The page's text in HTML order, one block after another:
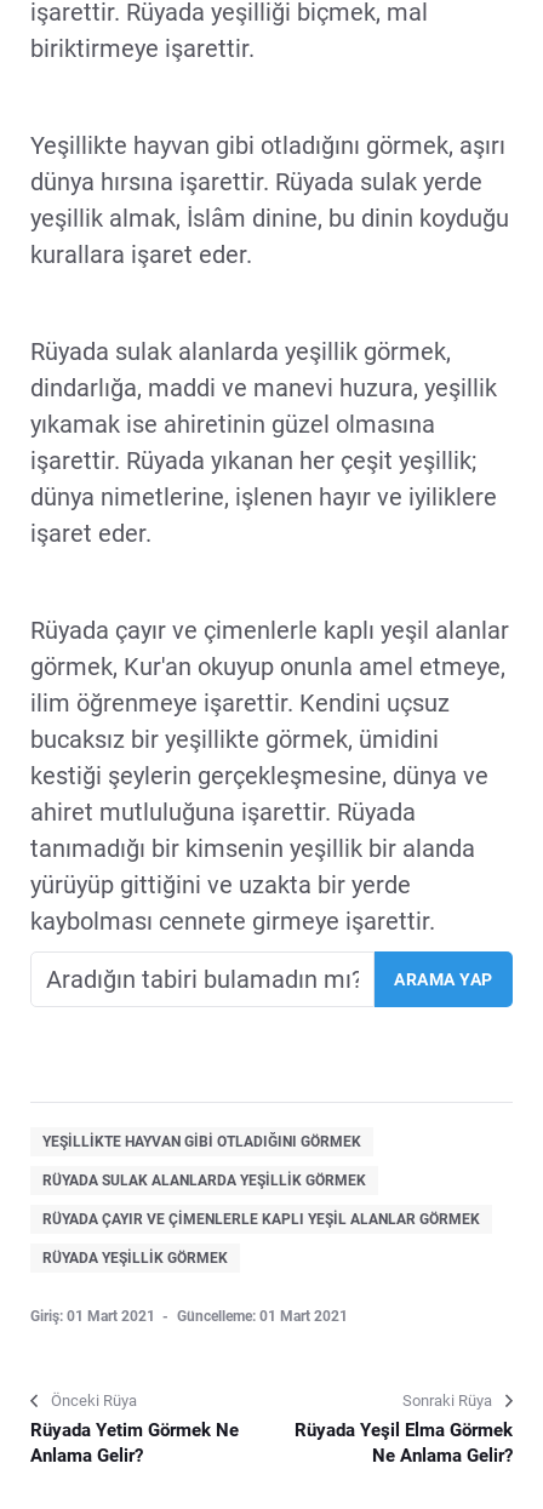
işarettir. Rüyada yeşilliği biçmek, mal
biriktirmeye işarettir.
Yeşillikte hayvan gibi otladığını görmek, aşırı
dünya hırsına işarettir. Rüyada sulak yerde
yeşillik almak, İslâm dinine, bu dinin koyduğu
kurallara işaret eder.
Rüyada sulak alanlarda yeşillik görmek,
dindarlığa, maddi ve manevi huzura, yeşillik
yıkamak ise ahiretinin güzel olmasına
işarettir. Rüyada yıkanan her çeşit yeşillik;
dünya nimetlerine, işlenen hayır ve iyiliklere
işaret eder.
Rüyada çayır ve çimenlerle kaplı yeşil alanlar
görmek, Kur'an okuyup onunla amel etmeye,
ilim öğrenmeye işarettir. Kendini uçsuz
bucaksız bir yeşillikte görmek, ümidini
kestiği şeylerin gerçekleşmesine, dünya ve
ahiret mutluluğuna işarettir. Rüyada
tanımadığı bir kimsenin yeşillik bir alanda
yürüyüp gittiğini ve uzakta bir yerde
kaybolması cennete girmeye işarettir.
YEŞILLIKTE HAYVAN GIBI OTLADIĞINI GÖRMEK
RÜYADA SULAK ALANLARDA YEŞILLIK GÖRMEK
RÜYADA ÇAYIR VE ÇIMENLERLE KAPLI YEŞIL ALANLAR GÖRMEK
RÜYADA YEŞILLIK GÖRMEK
Giriş: 01 Mart 2021 Güncelleme: 01 Mart 2021
Önceki Rüya
Rüyada Yetim Görmek Ne
Anlama Gelir?
Sonraki Rüya
Rüyada Yeşil Elma Görmek
Ne Anlama Gelir?